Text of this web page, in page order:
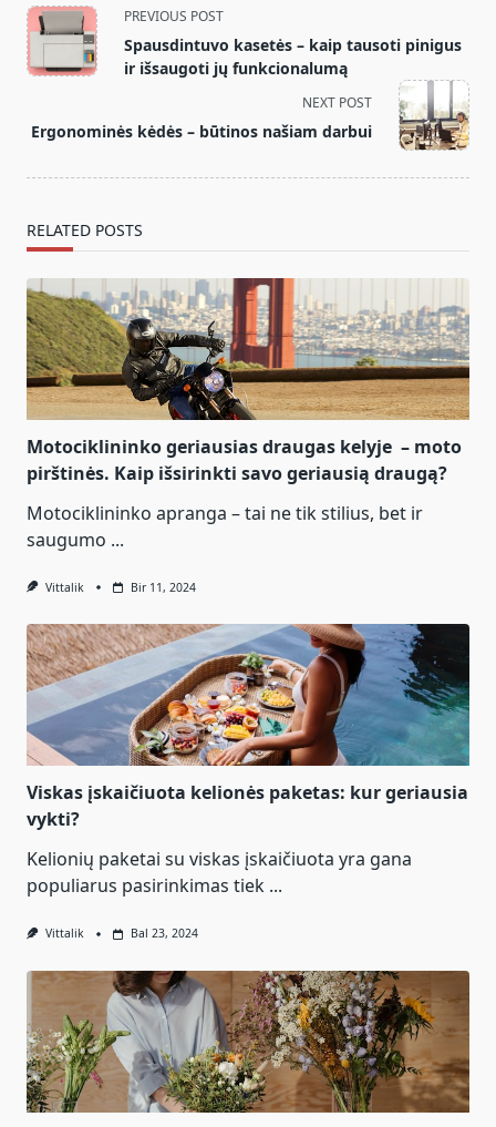
<span
class="nav-
subtitle
text">Page</span>
PREVIOUS POST
Spausdintuvo kasetės – kaip tausoti pinigus
ir išsaugoti jų funkcionalumą
NEXT POST
Ergonominės kėdės – būtinos našiam darbui
RELATED POSTS
Motociklininko geriausias draugas kelyje – moto
pirštinės. Kaip išsirinkti savo geriausią draugą?
Motociklininko apranga – tai ne tik stilius, bet ir
saugumo ...
Vittalik Bir 11, 2024
Viskas įskaičiuota kelionės paketas: kur geriausia
vykti?
Kelionių paketai su viskas įskaičiuota yra gana
populiarus pasirinkimas tiek ...
Vittalik Bal 23, 2024